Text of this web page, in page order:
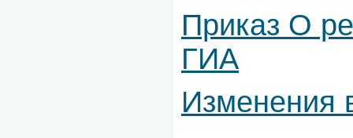
Приказ О
ГИА
Изменения